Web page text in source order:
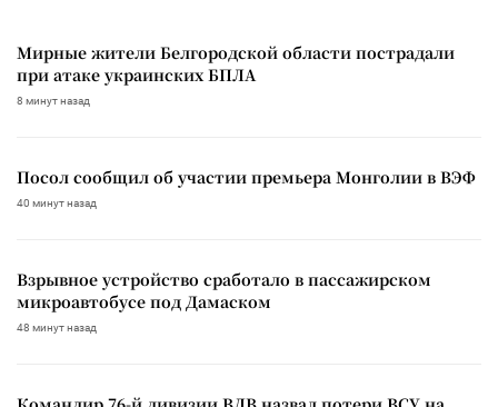
Мирные жители Белгородской области пострадали
при атаке украинских БПЛА
8 минут назад
Посол сообщил об участии премьера Монголии в ВЭФ
40 минут назад
Взрывное устройство сработало в пассажирском
микроавтобусе под Дамаском
48 минут назад